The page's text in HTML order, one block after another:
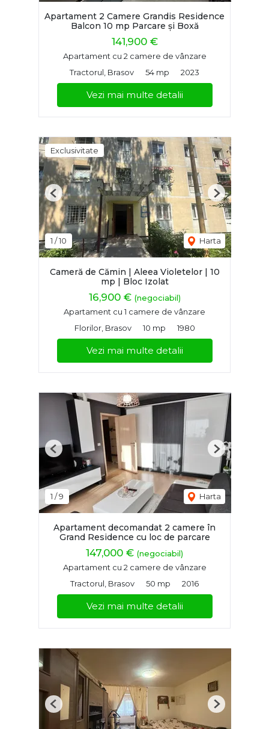
Apartament 2 Camere Grandis Residence
Balcon 10 mp Parcare și Boxă
141,900 €
Apartament cu 2 camere de vânzare
Tractorul, Brasov
54 mp 2023
Vezi mai multe detalii
Exclusivitate
1 /10 Harta
Previous Next
Cameră de Cămin | Aleea Violetelor | 10
mp | Bloc Izolat
16,900 € (negociabil)
Apartament cu 1 camere de vânzare
Florilor, Brasov
10 mp 1980
Vezi mai multe detalii
1 /9 Harta
Previous Next
Apartament decomandat 2 camere în
Grand Residence cu loc de parcare
147,000 € (negociabil)
Apartament cu 2 camere de vânzare
Tractorul, Brasov
50 mp 2016
Vezi mai multe detalii
Previous Next